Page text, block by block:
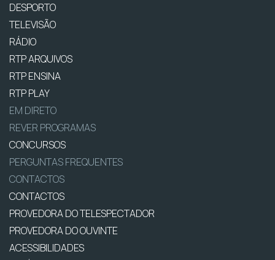
DESPORTO
TELEVISÃO
RÁDIO
RTP ARQUIVOS
RTP ENSINA
RTP PLAY
EM DIRETO
REVER PROGRAMAS
CONCURSOS
PERGUNTAS FREQUENTES
CONTACTOS
CONTACTOS
PROVEDORA DO TELESPECTADOR
PROVEDORA DO OUVINTE
ACESSIBILIDADES